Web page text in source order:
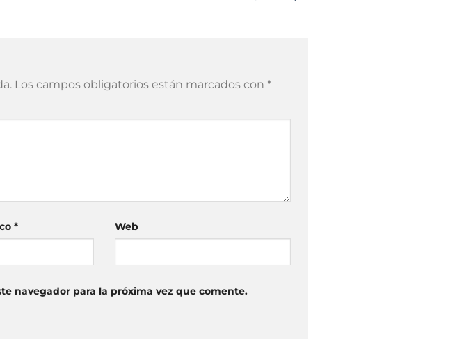
Los campos obligatorios están marcados con *
* Web
navegador para la próxima vez que comente.